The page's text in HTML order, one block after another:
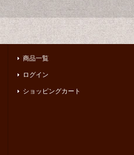
商品一覧
ログイン
ショッピングカート